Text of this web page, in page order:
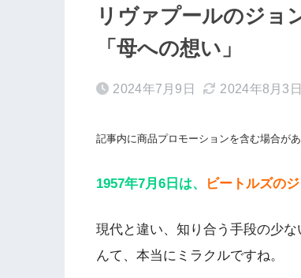
リヴァプールのジョ
「母への想い」
2024年7月9日 2024年8月3日
記事内に商品プロモーションを含む場合が
1957年7月6日は、 ビートルズの
現代と違い、知り合う手段の少な
んて、本当にミラクルですね。